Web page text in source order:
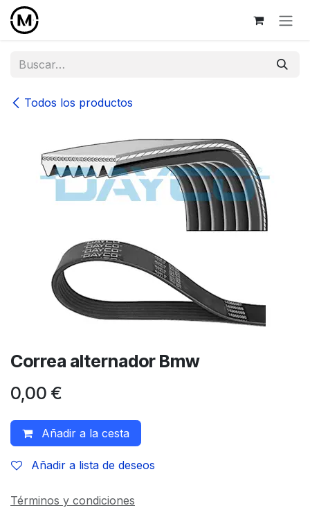
Ir al contenido
Todos los productos
Correa alternador Bmw
0,00 €
Añadir a la cesta
Añadir a lista de deseos
Términos y condiciones